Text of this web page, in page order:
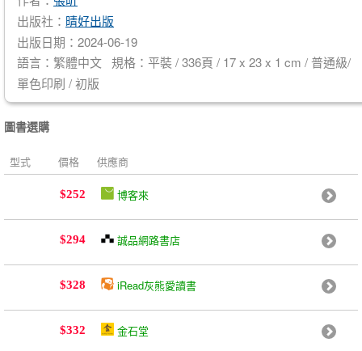
出版社： 晴好出版
出版日期：2024-06-19
語言：繁體中文 規格：平裝 / 336頁 / 17 x 23 x 1 cm / 普通級/
單色印刷 / 初版
圖書選購
型式 價格 供應商
$252 博客來
$294 誠品網路書店
$328 iRead灰熊愛讀書
$332 金石堂